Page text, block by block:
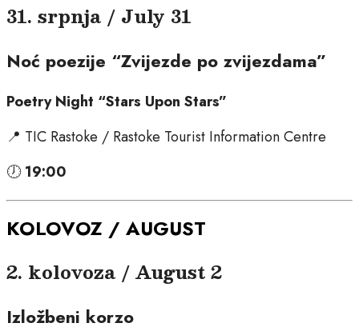
31. srpnja / July 31
Noć poezije “Zvijezde po zvijezdama”
Poetry Night “Stars Upon Stars”
📍 TIC Rastoke / Rastoke Tourist Information Centre
🕖19:00
KOLOVOZ / AUGUST
2. kolovoza / August 2
Izložbeni korzo